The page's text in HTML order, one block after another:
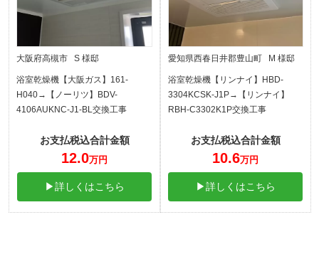
大阪府高槻市 S 様邸
浴室乾燥機【大阪ガス】161-
H040→【ノーリツ】BDV-
4106AUKNC-J1-BL交換工事
お支払税込合計金額
12.0万円
▶詳しくはこちら
愛知県西春日井郡豊山町 M 様邸
浴室乾燥機【リンナイ】HBD-
3304KCSK-J1P→【リンナイ】
RBH-C3302K1P交換工事
お支払税込合計金額
10.6万円
▶詳しくはこちら